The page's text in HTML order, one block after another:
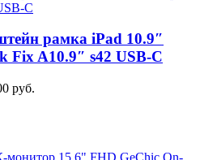
рамка iPad 10.9″
Fix A10.9″ s42 USB-C
руб.